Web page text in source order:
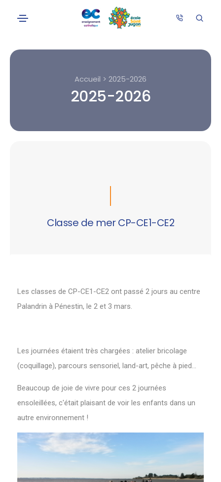
Accueil > 2025-2026
2025-2026
Classe de mer CP-CE1-CE2
Les classes de CP-CE1-CE2 ont passé 2 jours au centre
Palandrin à Pénestin, le 2 et 3 mars.
Les journées étaient très chargées : atelier bricolage
(coquillage), parcours sensoriel, land-art, pêche à pied...
Beaucoup de joie de vivre pour ces 2 journées
ensoleillées, c'était plaisant de voir les enfants dans un
autre environnement !